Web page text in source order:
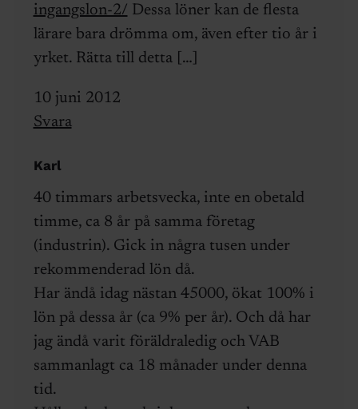
ingangslon-2/ Dessa löner kan de flesta
lärare bara drömma om, även efter tio år i
yrket. Rätta till detta […]
10 juni 2012
Svara
Karl
40 timmars arbetsvecka, inte en obetald
timme, ca 8 år på samma företag
(industrin). Gick in några tusen under
rekommenderad lön då.
Har ändå idag nästan 45000, ökat 100% i
lön på dessa år (ca 9% per år). Och då har
jag ändå varit föräldraledig och VAB
sammanlagt ca 18 månader under denna
tid.